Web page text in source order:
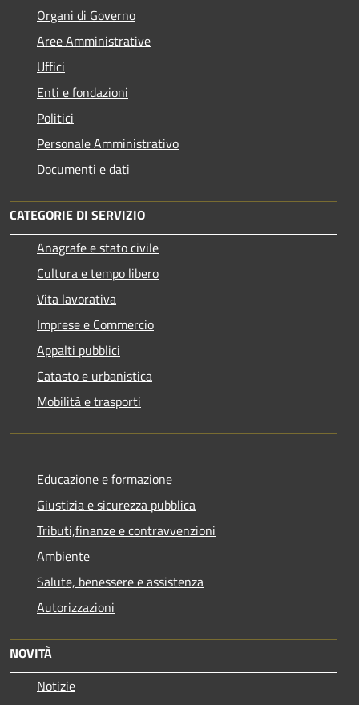
Organi di Governo
Aree Amministrative
Uffici
Enti e fondazioni
Politici
Personale Amministrativo
Documenti e dati
CATEGORIE DI SERVIZIO
Anagrafe e stato civile
Cultura e tempo libero
Vita lavorativa
Imprese e Commercio
Appalti pubblici
Catasto e urbanistica
Mobilità e trasporti
Educazione e formazione
Giustizia e sicurezza pubblica
Tributi,finanze e contravvenzioni
Ambiente
Salute, benessere e assistenza
Autorizzazioni
NOVITÀ
Notizie